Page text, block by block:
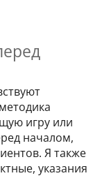
игру или
началом,
Я также
указания